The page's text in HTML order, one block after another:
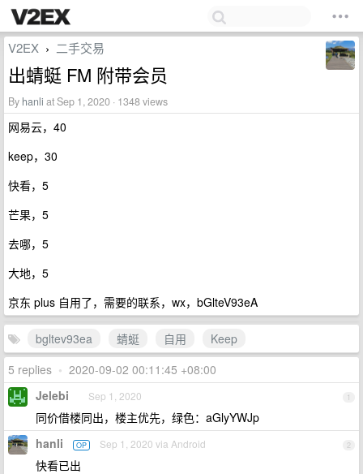
V2EX › 二手交易
出蜻蜓 FM 附带会员
By hanli at Sep 1, 2020 · 1348 views
网易云，40
keep，30
快看，5
芒果，5
去哪，5
大地，5
京东 plus 自用了，需要的联系，wx，bGlteV93eA
bgltev93ea 蜻蜓 自用
Keep
5 replies • 2020-09-02 00:11:45 +08:00
1
Jelebi Sep 1, 2020
同价借楼同出，楼主优先，绿色：aGlyYWJp
2
hanli OP Sep 1, 2020 via Android
快看已出